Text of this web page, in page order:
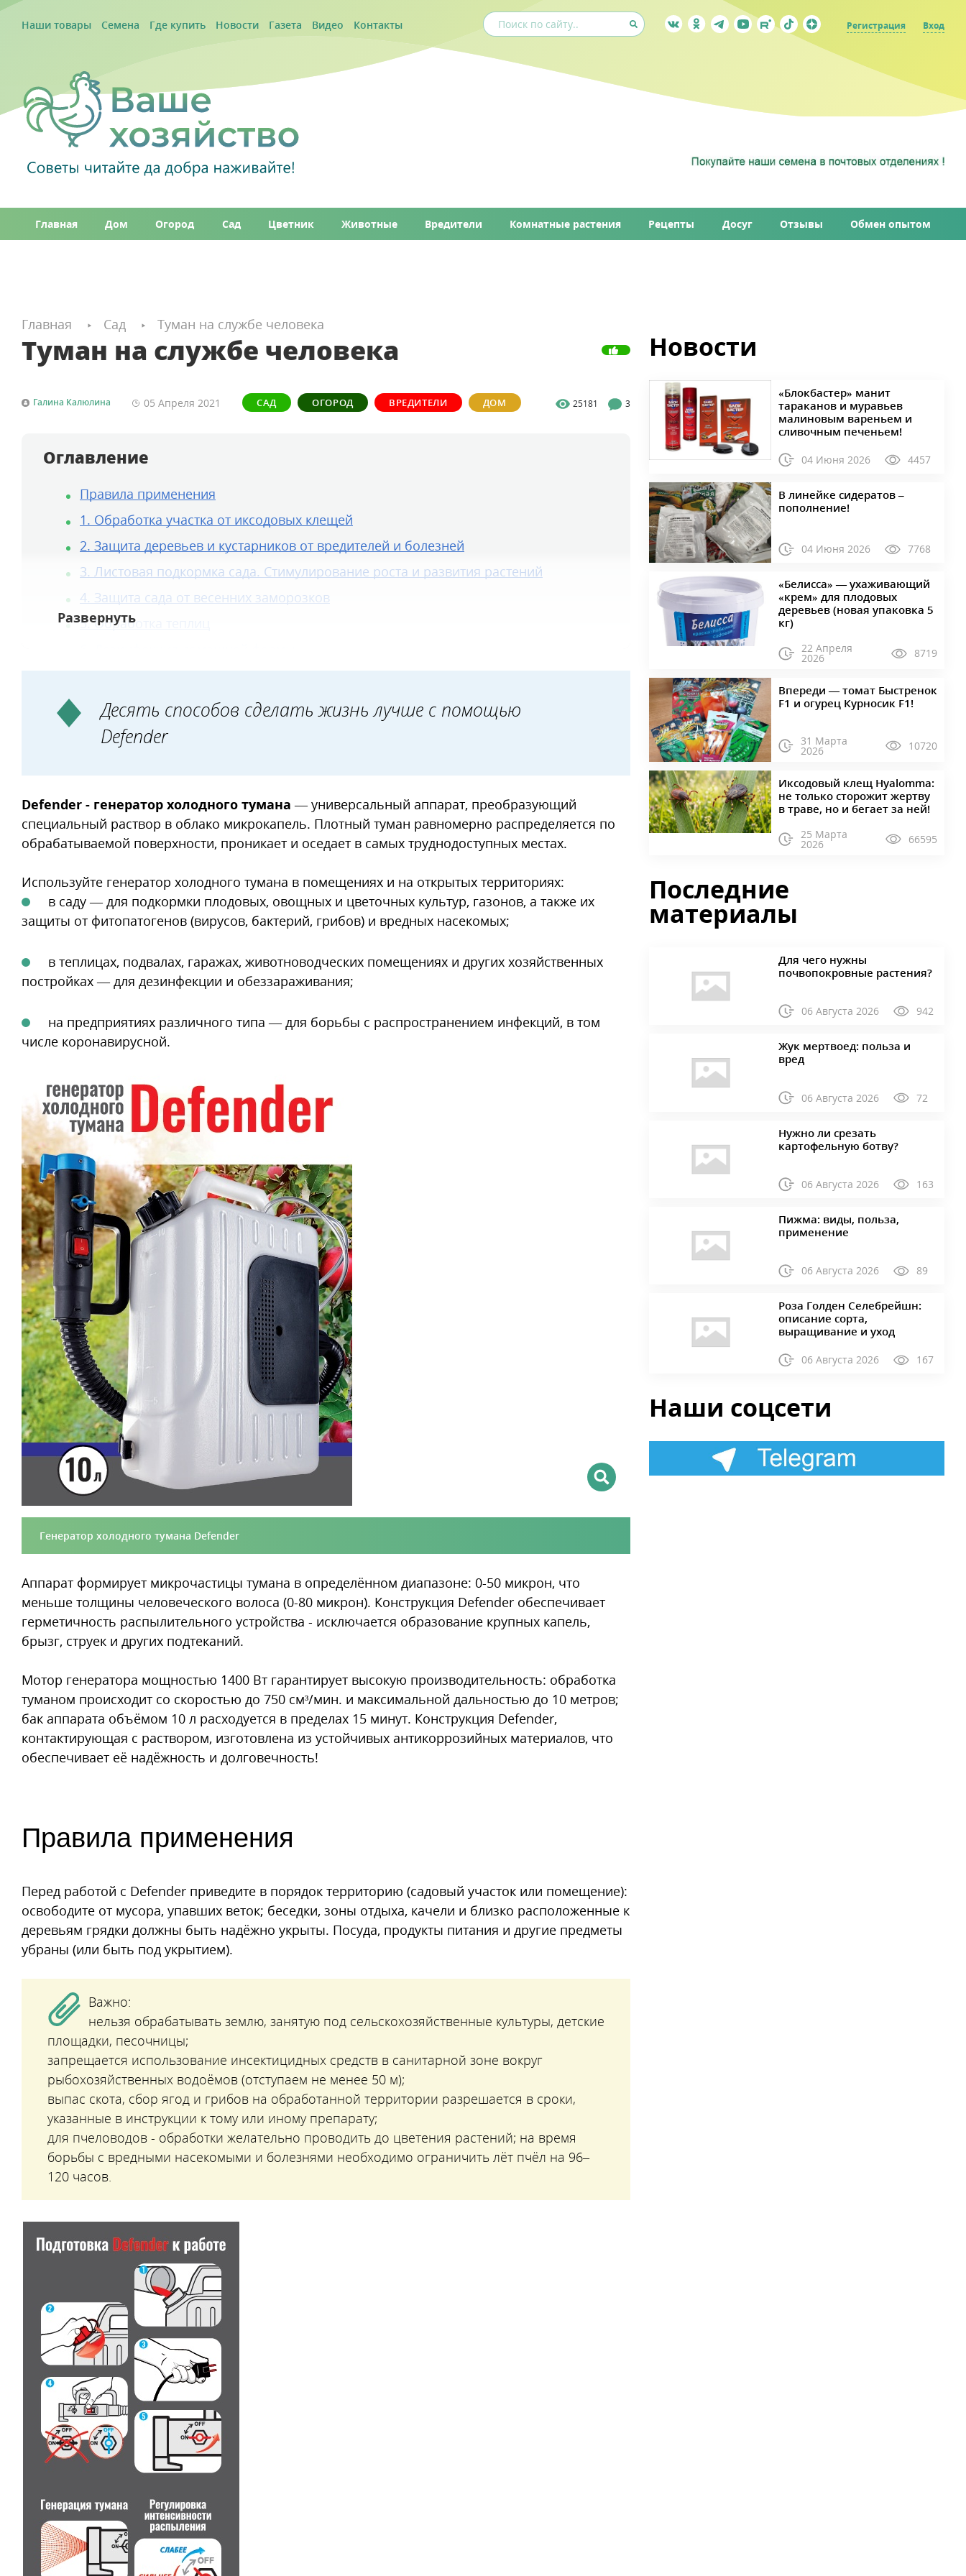
Наши товары Семена Где купить Новости Газета Видео Контакты Регистрация Вход
Главная Дом Огород Сад Цветник Животные Вредители Комнатные растения Рецепты Досуг Отзывы Обмен опытом
Главная Сад Туман на службе человека
Туман на службе человека
Галина Калюлина 05 Апреля 2021 САД ОГОРОД ВРЕДИТЕЛИ ДОМ 25181 3
Оглавление
Правила применения
1. Обработка участка от иксодовых клещей
2. Защита деревьев и кустарников от вредителей и болезней
3. Листовая подкормка сада. Стимулирование роста и развития растений
4. Защита сада от весенних заморозков
5. Обработка теплиц
8. Уничтожение комаров на загородных площадках
9. Дезинфекция погребов и подвалов
10. Обработка осиных гнёзд
Десять способов сделать жизнь лучше с помощью
Defender
Defender - генератор холодного тумана — универсальный аппарат, преобразующий
специальный раствор в облако микрокапель. Плотный туман равномерно распределяется по
обрабатываемой поверхности, проникает и оседает в самых труднодоступных местах.
Используйте генератор холодного тумана в помещениях и на открытых территориях:
в саду — для подкормки плодовых, овощных и цветочных культур, газонов, а также их
защиты от фитопатогенов (вирусов, бактерий, грибов) и вредных насекомых;
в теплицах, подвалах, гаражах, животноводческих помещениях и других хозяйственных
постройках — для дезинфекции и обеззараживания;
на предприятиях различного типа — для борьбы с распространением инфекций, в том
числе коронавирусной.
Генератор холодного тумана Defender
Аппарат формирует микрочастицы тумана в определённом диапазоне: 0-50 микрон, что
меньше толщины человеческого волоса (0-80 микрон). Конструкция Defender обеспечивает
герметичность распылительного устройства - исключается образование крупных капель,
брызг, струек и других подтеканий.
Мотор генератора мощностью 1400 Вт гарантирует высокую производительность: обработка
туманом происходит со скоростью до 750 см³/мин. и максимальной дальностью до 10 метров;
бак аппарата объёмом 10 л расходуется в пределах 15 минут. Конструкция Defender,
контактирующая с раствором, изготовлена из устойчивых антикоррозийных материалов, что
обеспечивает её надёжность и долговечность!
Правила применения
Перед работой с Defender приведите в порядок территорию (садовый участок или помещение):
освободите от мусора, упавших веток; беседки, зоны отдыха, качели и близко расположенные к
деревьям грядки должны быть надёжно укрыты. Посуда, продукты питания и другие предметы
убраны (или быть под укрытием).
Важно:
нельзя обрабатывать землю, занятую под сельскохозяйственные культуры, детские
площадки, песочницы;
запрещается использование инсектицидных средств в санитарной зоне вокруг
рыбохозяйственных водоёмов (отступаем не менее 50 м);
выпас скота, сбор ягод и грибов на обработанной территории разрешается в сроки,
указанные в инструкции к тому или иному препарату;
для пчеловодов - обработки желательно проводить до цветения растений; на время
борьбы с вредными насекомыми и болезнями необходимо ограничить лёт пчёл на 96–
120 часов.
Новости
«Блокбастер» манит
тараканов и муравьев
малиновым вареньем и
сливочным печеньем!
04 Июня 2026 4457
В линейке сидератов –
пополнение!
04 Июня 2026 7768
«Белисса» — ухаживающий
«крем» для плодовых
деревьев (новая упаковка 5
кг)
22 Апреля
2026 8719
Впереди — томат Быстренок
F1 и огурец Курносик F1!
31 Марта
2026 10720
Иксодовый клещ Hyalomma:
не только сторожит жертву
в траве, но и бегает за ней!
25 Марта
2026 66595
Последние
материалы
Для чего нужны
почвопокровные растения?
06 Августа 2026 942
Жук мертвоед: польза и
вред
06 Августа 2026 72
Нужно ли срезать
картофельную ботву?
06 Августа 2026 163
Пижма: виды, польза,
применение
06 Августа 2026 89
Роза Голден Селебрейшн:
описание сорта,
выращивание и уход
06 Августа 2026 167
Наши соцсети